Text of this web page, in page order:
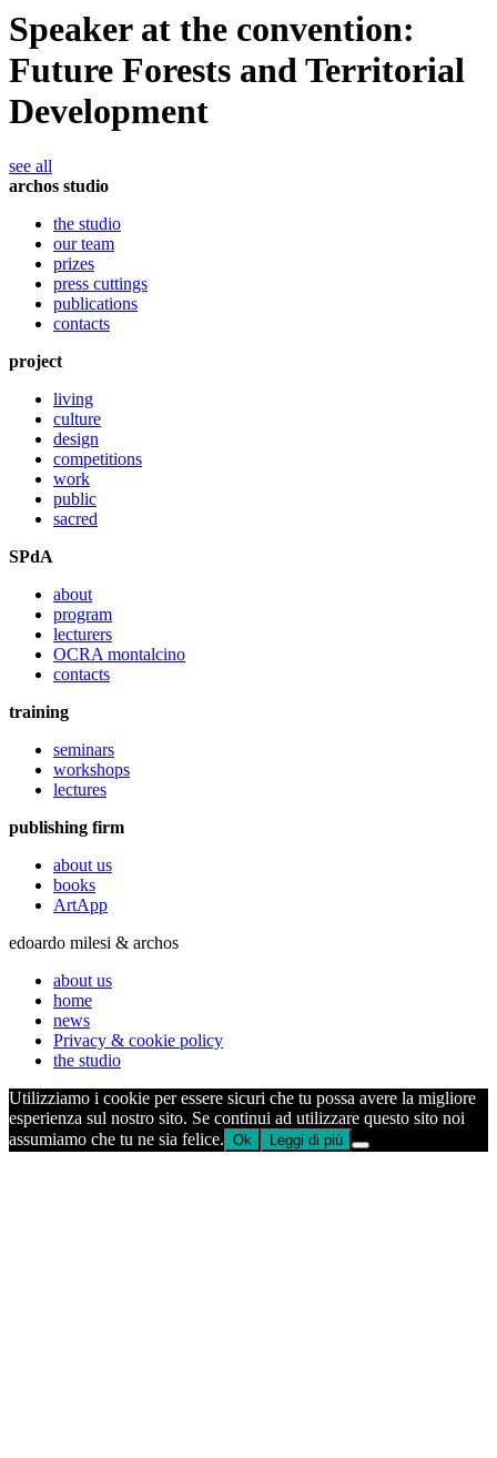
Speaker at the convention:
Future Forests and Territorial
Development
see all
archos studio
the studio
our team
prizes
press cuttings
publications
contacts
project
living
culture
design
competitions
work
public
sacred
SPdA
about
program
lecturers
OCRA montalcino
contacts
training
seminars
workshops
lectures
publishing firm
about us
books
ArtApp
edoardo milesi & archos
about us
home
news
Privacy & cookie policy
the studio
Utilizziamo i cookie per essere sicuri che tu possa avere la migliore
esperienza sul nostro sito. Se continui ad utilizzare questo sito noi
assumiamo che tu ne sia felice. Ok Leggi di più